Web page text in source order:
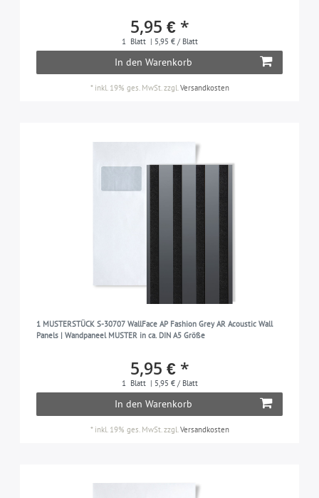
5,95 € *
1 Blatt | 5,95 € / Blatt
In den Warenkorb
* inkl. 19% ges. MwSt.zzgl.Versandkosten
1 MUSTERSTÜCK S-30707 WallFace AP Fashion Grey AR Acoustic Wall
Panels | Wandpaneel MUSTER in ca. DIN A5 Größe
5,95 € *
1 Blatt | 5,95 € / Blatt
In den Warenkorb
* inkl. 19% ges. MwSt. zzgl. Versandkosten